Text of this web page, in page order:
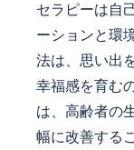
セラピーは自
ーションと環
法は、思い出
幸福感を育む
は、高齢者の
幅に改善する